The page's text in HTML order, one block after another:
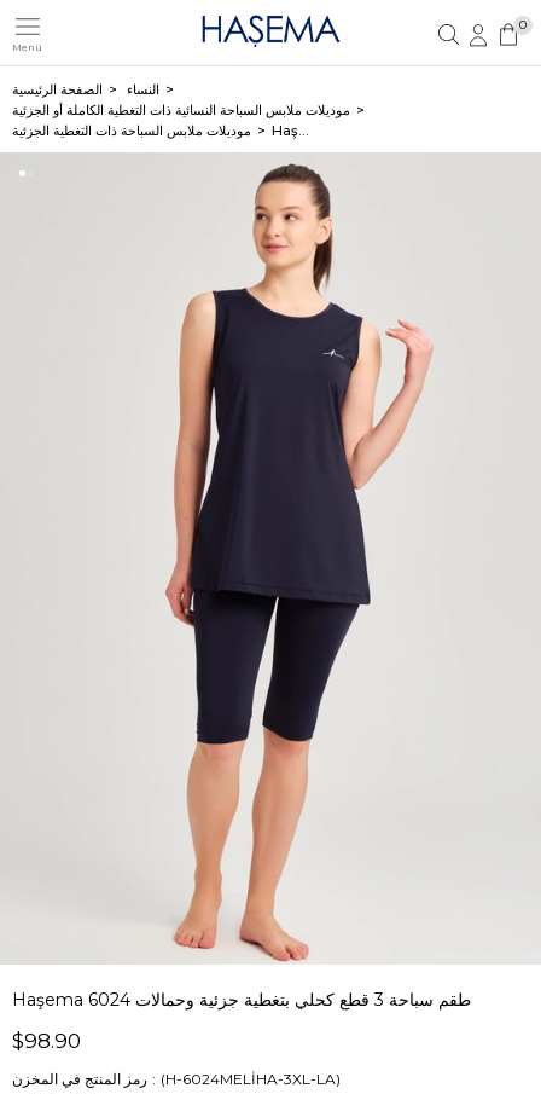
Menü
تسجيل دخول العضو
0
الصفحة الرئيسية
النساء
موديلات ملابس السباحة النسائية ذات التغطية الكاملة أو الجزئية
موديلات ملابس السباحة ذات التغطية الجزئية
Haşema طقم سباحة 3 قطع كحلي بتغطية جزئية وحمالات 6024
Haşema طقم سباحة 3 قطع كحلي بتغطية جزئية وحمالات 6024
$98.90
رمز المنتج في المخزن
(H-6024MELİHA-3XL-LA)